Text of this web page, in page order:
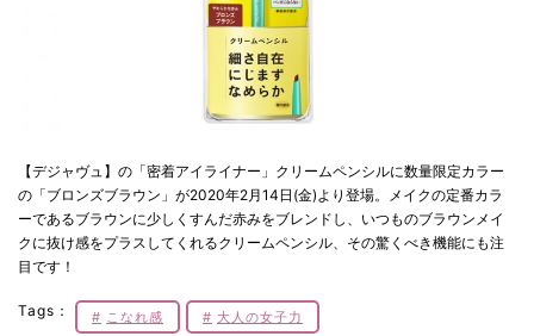
【デジャヴュ】の「密着アイライナー」クリームペンシルに数量限定カラー
の「ブロンズブラウン」が2020年2月14日(金)より登場。メイクの定番カラ
ーであるブラウンに少しくすんだ赤みをブレンドし、いつものブラウンメイ
クに抜け感をプラスしてくれるクリームペンシル、その驚くべき機能にも注
目です！
Tags： こなれ感 大人の女子力